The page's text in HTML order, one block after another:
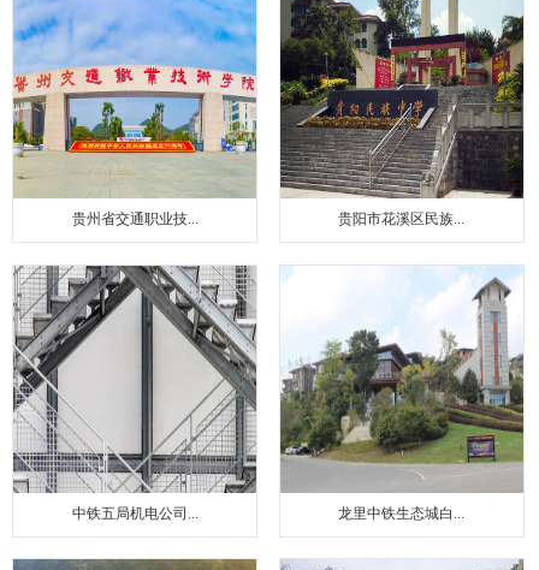
贵州省交通职业技... 贵阳市花溪区民族...
中铁五局机电公司... 龙里中铁生态城白...